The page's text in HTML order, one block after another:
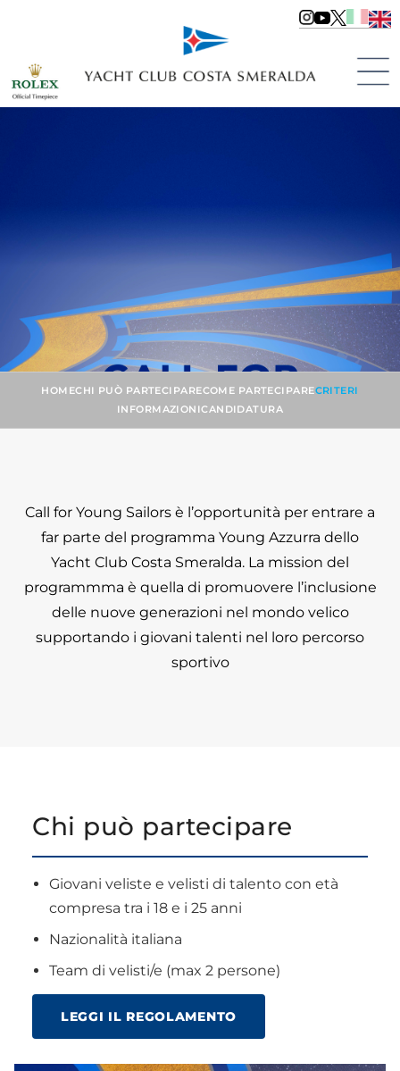
HOMECHI PUÒ PARTECIPARECOME PARTECIPARECRITERI
INFORMAZIONICANDIDATURA
Call for Young Sailors è l’opportunità per entrare a
far parte del programma Young Azzurra dello
Yacht Club Costa Smeralda. La mission del
programmma è quella di promuovere l’inclusione
delle nuove generazioni nel mondo velico
supportando i giovani talenti nel loro percorso
sportivo
Chi può partecipare
Giovani veliste e velisti di talento con età
compresa tra i 18 e i 25 anni
Nazionalità italiana
Team di velisti/e (max 2 persone)
LEGGI IL REGOLAMENTO